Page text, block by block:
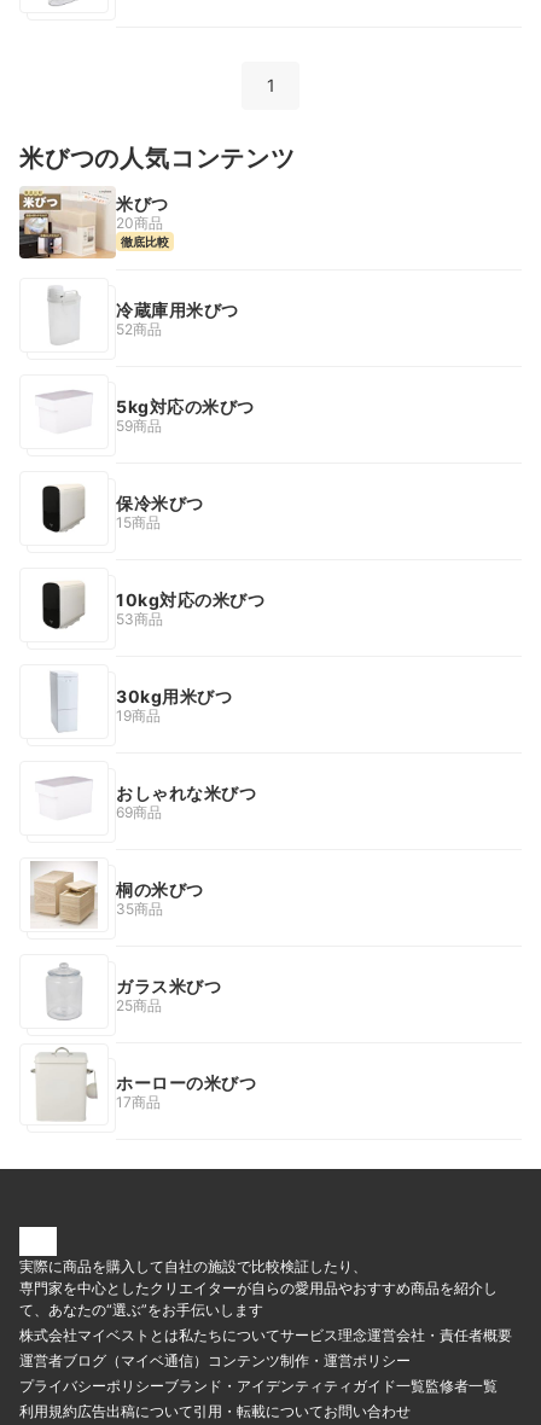
1
米びつの人気コンテンツ
米びつ
20商品
徹底比較
冷蔵庫用米びつ
52商品
5kg対応の米びつ
59商品
保冷米びつ
15商品
10kg対応の米びつ
53商品
30kg用米びつ
19商品
おしゃれな米びつ
69商品
桐の米びつ
35商品
ガラス米びつ
25商品
ホーローの米びつ
17商品
実際に商品を購入して自社の施設で比較検証したり、
専門家を中心としたクリエイターが自らの愛用品やおすすめ商品を紹介し
て、あなたの“選ぶ”をお手伝いします
株式会社マイベストとは私たちについてサービス理念運営会社・責任者概要
運営者ブログ（マイベ通信） コンテンツ制作・運営ポリシー
プライバシーポリシーブランド・アイデンティティ ガイド一覧監修者一覧
利用規約広告出稿について引用・転載についてお問い合わせ